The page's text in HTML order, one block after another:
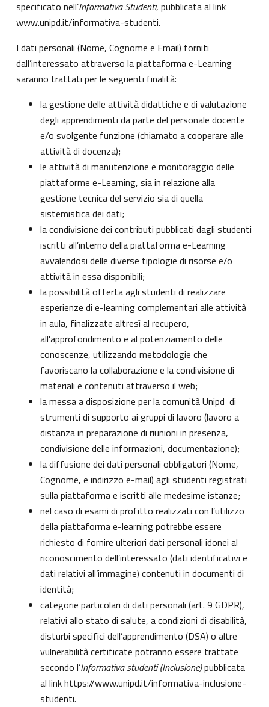
specificato nell’Informativa Studenti, pubblicata al link
www.unipd.it/informativa-studenti.
I dati personali (Nome, Cognome e Email) forniti
dall’interessato attraverso la piattaforma e-Learning
saranno trattati per le seguenti finalità:
la gestione delle attività didattiche e di valutazione
degli apprendimenti da parte del personale docente
e/o svolgente funzione (chiamato a cooperare alle
attività di docenza);
le attività di manutenzione e monitoraggio delle
piattaforme e-Learning, sia in relazione alla
gestione tecnica del servizio sia di quella
sistemistica dei dati;
la condivisione dei contributi pubblicati dagli studenti
iscritti all’interno della piattaforma e-Learning
avvalendosi delle diverse tipologie di risorse e/o
attività in essa disponibili;
la possibilità offerta agli studenti di realizzare
esperienze di e-learning complementari alle attività
in aula, finalizzate altresì al recupero,
all'approfondimento e al potenziamento delle
conoscenze, utilizzando metodologie che
favoriscano la collaborazione e la condivisione di
materiali e contenuti attraverso il web;
la messa a disposizione per la comunità Unipd di
strumenti di supporto ai gruppi di lavoro (lavoro a
distanza in preparazione di riunioni in presenza,
condivisione delle informazioni, documentazione);
la diffusione dei dati personali obbligatori (Nome,
Cognome, e indirizzo e-mail) agli studenti registrati
sulla piattaforma e iscritti alle medesime istanze;
nel caso di esami di profitto realizzati con l’utilizzo
della piattaforma e-learning potrebbe essere
richiesto di fornire ulteriori dati personali idonei al
riconoscimento dell’interessato (dati identificativi e
dati relativi all’immagine) contenuti in documenti di
identità;
categorie particolari di dati personali (art. 9 GDPR),
relativi allo stato di salute, a condizioni di disabilità,
disturbi specifici dell’apprendimento (DSA) o altre
vulnerabilità certificate potranno essere trattate
secondo l’Informativa studenti (Inclusione)pubblicata
al linkhttps://www.unipd.it/informativa-inclusione-
studenti.